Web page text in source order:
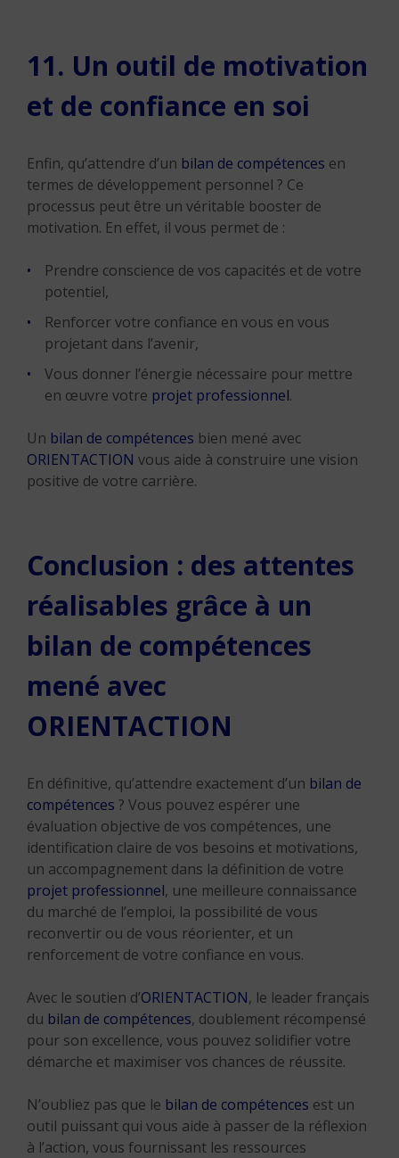
11. Un outil de motivation
et de confiance en soi
Enfin, qu’attendre d’un bilan de compétences en
termes de développement personnel ? Ce
processus peut être un véritable booster de
motivation. En effet, il vous permet de :
Prendre conscience de vos capacités et de votre
potentiel,
Renforcer votre confiance en vous en vous
projetant dans l’avenir,
Vous donner l’énergie nécessaire pour mettre
en œuvre votre projet professionnel.
Un bilan de compétences bien mené avec
ORIENTACTION vous aide à construire une vision
positive de votre carrière.
Conclusion : des attentes
réalisables grâce à un
bilan de compétences
mené avec
ORIENTACTION
En définitive, qu’attendre exactement d’un bilan de
compétences ? Vous pouvez espérer une
évaluation objective de vos compétences, une
identification claire de vos besoins et motivations,
un accompagnement dans la définition de votre
projet professionnel, une meilleure connaissance
du marché de l’emploi, la possibilité de vous
reconvertir ou de vous réorienter, et un
renforcement de votre confiance en vous.
Avec le soutien d’ORIENTACTION, le leader français
du bilan de compétences, doublement récompensé
pour son excellence, vous pouvez solidifier votre
démarche et maximiser vos chances de réussite.
N’oubliez pas que le bilan de compétences est un
outil puissant qui vous aide à passer de la réflexion
à l’action, vous fournissant les ressources